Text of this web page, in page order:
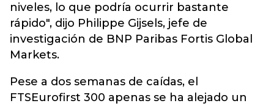
niveles, lo que podría ocurrir bastante
rápido", dijo Philippe Gijsels, jefe de
investigación de BNP Paribas Fortis Global
Markets.
Pese a dos semanas de caídas, el
FTSEurofirst 300 apenas se ha alejado un